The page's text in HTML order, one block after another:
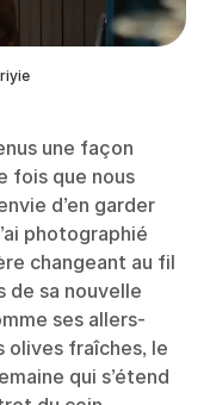
une façon
fois que nous
d’en garder
photographié
changeant au fil
de sa nouvelle
ses allers-
olives fraîches, le
qui s’étend